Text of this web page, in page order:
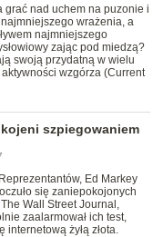
grać nad uchem na puzonie i
wrażenia, a
najmniejszego
zając pod miedzą?
swoją przydatną w wielu
wzgórza (Current
szpiegowaniem
Ed Markey
się zaniepokojonych
Wall Street Journal,
zaalarmował ich test,
żyłą złota.